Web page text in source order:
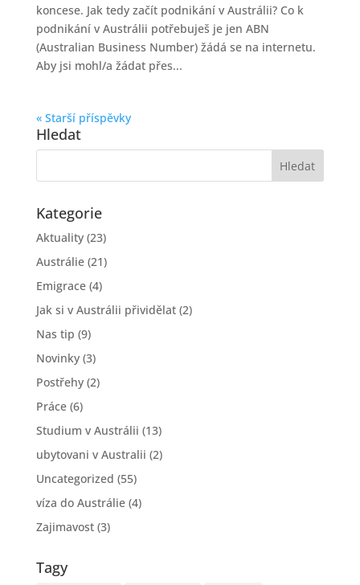
koncese. Jak tedy začít podnikání v Austrálii? Co k
podnikání v Austrálii potřebuješ je jen ABN
(Australian Business Number) žádá se na internetu.
Aby jsi mohl/a žádat přes...
« Starší příspěvky
Hledat
Kategorie
Aktuality(23)
Austrálie(21)
Emigrace(4)
Jak si v Austrálii přividělat(2)
Nas tip (9)
Novinky(3)
Postřehy(2)
Práce(6)
Studium v Austrálii (13)
ubytovani v Australii (2)
Uncategorized (55)
víza do Austrálie(4)
Zajimavost(3)
Tagy